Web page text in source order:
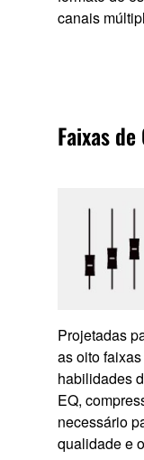
canais
Faixas
Projetadas
as oito
habilidades
EQ,
necessário
qualidade e